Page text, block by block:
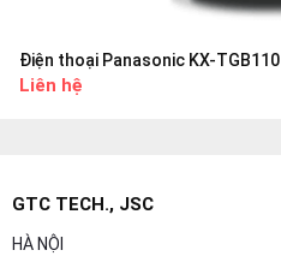
Điện thoại Panasonic KX-TGB110
Liên hệ
GTC TECH., JSC
HÀ NỘI